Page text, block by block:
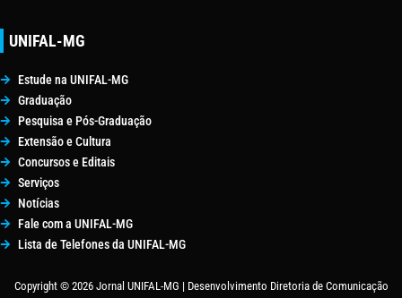
UNIFAL-MG
Estude na UNIFAL-MG
Graduação
Pesquisa e Pós-Graduação
Extensão e Cultura
Concursos e Editais
Serviços
Notícias
Fale com a UNIFAL-MG
Lista de Telefones da UNIFAL-MG
Copyright © 2026 Jornal UNIFAL-MG | Desenvolvimento Diretoria de Comunicação